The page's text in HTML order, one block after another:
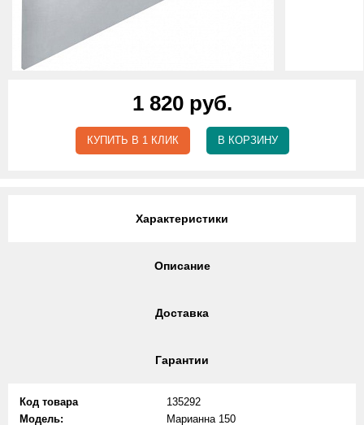
1 820 руб.
КУПИТЬ В 1 КЛИК В КОРЗИНУ
Характеристики
Описание
Доставка
Гарантии
Код товара
135292
Модель:
Марианна 150